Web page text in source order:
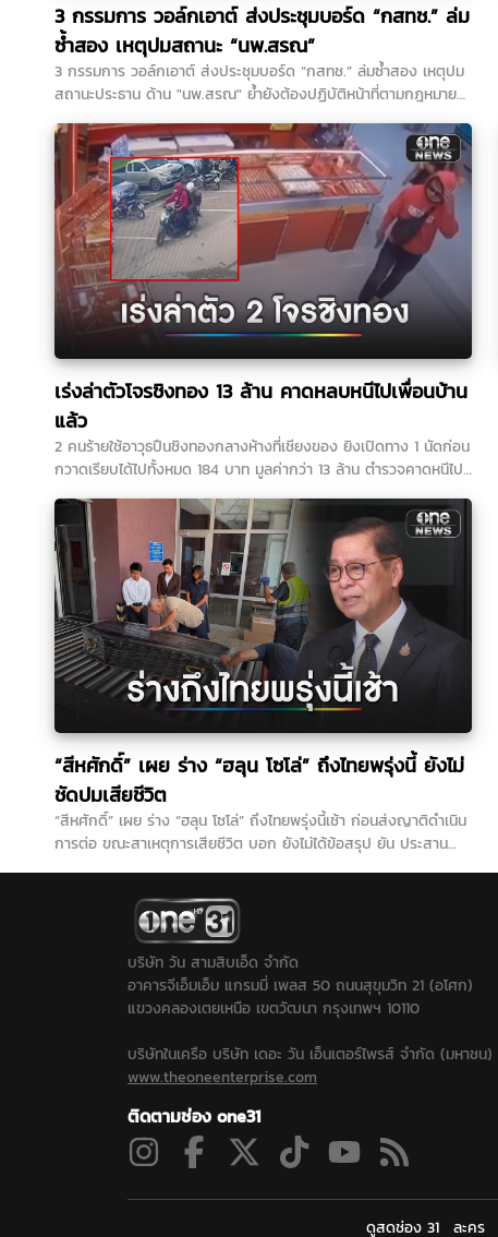
3 กรรมการ วอล์กเอาต์ ส่งประชุมบอร์ด “กสทช.” ล่ม
ซ้ำสอง เหตุปมสถานะ “นพ.สรณ”
3 กรรมการ วอล์กเอาต์ ส่งประชุมบอร์ด “กสทช.” ล่มซ้ำสอง เหตุปม
สถานะประธาน ด้าน "นพ.สรณ" ย้ำยังต้องปฏิบัติหน้าที่ตามกฎหมาย
พร้อมแจ้งประชุมใหม่พรุ่งนี้
เร่งล่าตัวโจรชิงทอง 13 ล้าน คาดหลบหนีไปเพื่อนบ้าน
แล้ว
2 คนร้ายใช้อาวุธปืนชิงทองกลางห้างที่เชียงของ ยิงเปิดทาง 1 นัดก่อน
กวาดเรียบได้ไปทั้งหมด 184 บาท มูลค่ากว่า 13 ล้าน ตำรวจคาดหนีไป
“สีหศักดิ์” เผย ร่าง “ฮลุน โซโล่” ถึงไทยพรุ่งนี้ ยังไม่
ชัดปมเสียชีวิต
“สีหศักดิ์” เผย ร่าง “ฮลุน โซโล่” ถึงไทยพรุ่งนี้เช้า ก่อนส่งญาติดำเนิน
การต่อ ขณะสาเหตุการเสียชีวิต บอก ยังไม่ได้ข้อสรุป ยัน ประสาน
จอร์เจียตรวจสอบเต็มที่...
บริษัท วัน สามสิบเอ็ด จำกัด
อาคารจีเอ็มเอ็ม แกรมมี่ เพลส 50 ถนนสุขุมวิท 21 (อโศก)
แขวงคลองเตยเหนือ เขตวัฒนา กรุงเทพฯ 10110
บริษัทในเครือ บริษัท เดอะ วัน เอ็นเตอร์ไพรส์ จำกัด (มหาชน)
www.theoneenterprise.com
ติดตามช่อง one31
ดูสดช่อง 31 ละคร